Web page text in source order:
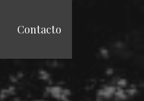
Contacto